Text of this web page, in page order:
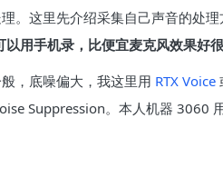
。这里先介绍采集自己声音的处
以用手机录，比便宜麦克风效果好
，底噪偏大，我这里用 RTX Voice
Suppression。本人机器 3060